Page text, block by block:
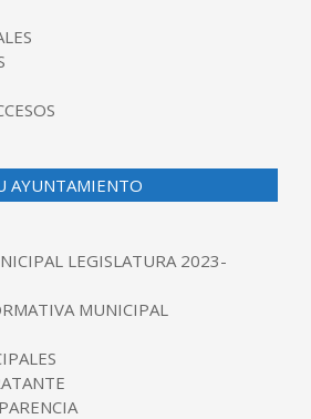
AYUNTAMIENTO
LEGISLATURA 2023-
MUNICIPAL